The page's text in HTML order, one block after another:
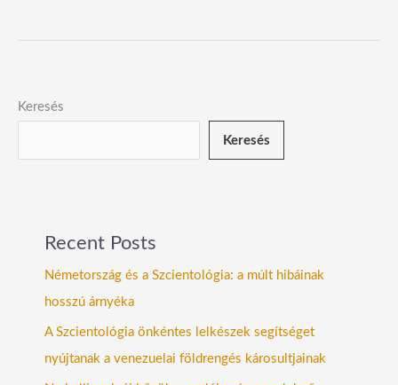
Keresés
Keresés
Recent Posts
Németország és a Szcientológia: a múlt hibáinak
hosszú árnyéka
A Szcientológia önkéntes lelkészek segítséget
nyújtanak a venezuelai földrengés károsultjainak